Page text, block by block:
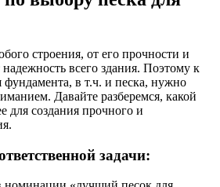
строения, от его прочности и
надежность всего здания. Поэтому к
фундамента, в т.ч. и песка, нужно
Давайте разберемся, какой
для создания прочного и
задачи: